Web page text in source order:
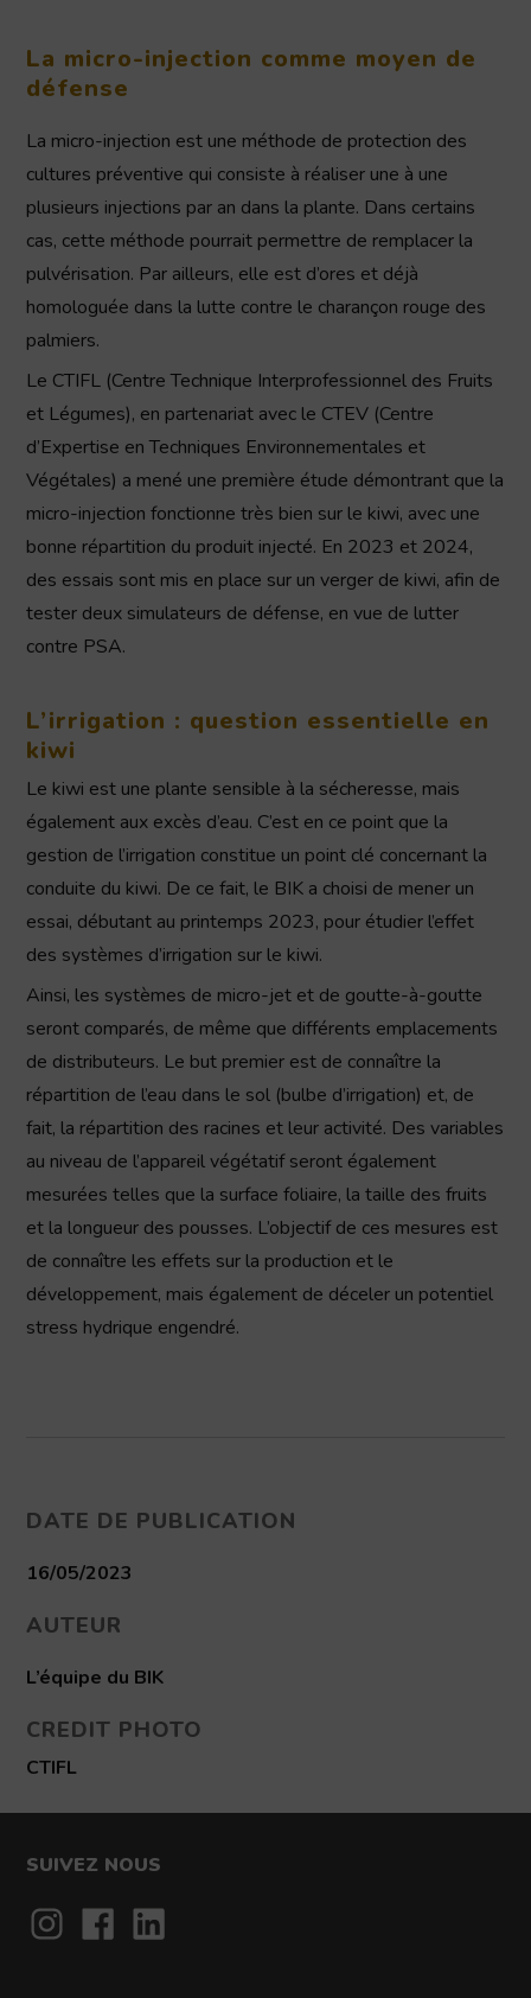
La micro-injection comme moyen de
défense
La micro-injection est une méthode de protection des
cultures préventive qui consiste à réaliser une à une
plusieurs injections par an dans la plante. Dans certains
cas, cette méthode pourrait permettre de remplacer la
pulvérisation. Par ailleurs, elle est d’ores et déjà
homologuée dans la lutte contre le charançon rouge des
palmiers.
Le CTIFL (Centre Technique Interprofessionnel des Fruits
et Légumes), en partenariat avec le CTEV (Centre
d’Expertise en Techniques Environnementales et
Végétales) a mené une première étude démontrant que la
micro-injection fonctionne très bien sur le kiwi, avec une
bonne répartition du produit injecté. En 2023 et 2024,
des essais sont mis en place sur un verger de kiwi, afin de
tester deux simulateurs de défense, en vue de lutter
contre PSA.
L’irrigation : question essentielle en
kiwi
Le kiwi est une plante sensible à la sécheresse, mais
également aux excès d’eau. C’est en ce point que la
gestion de l’irrigation constitue un point clé concernant la
conduite du kiwi. De ce fait, le BIK a choisi de mener un
essai, débutant au printemps 2023, pour étudier l’effet
des systèmes d’irrigation sur le kiwi.
Ainsi, les systèmes de micro-jet et de goutte-à-goutte
seront comparés, de même que différents emplacements
de distributeurs. Le but premier est de connaître la
répartition de l’eau dans le sol (bulbe d’irrigation) et, de
fait, la répartition des racines et leur activité. Des variables
au niveau de l’appareil végétatif seront également
mesurées telles que la surface foliaire, la taille des fruits
et la longueur des pousses. L’objectif de ces mesures est
de connaître les effets sur la production et le
développement, mais également de déceler un potentiel
stress hydrique engendré.
DATE DE PUBLICATION
16/05/2023
AUTEUR
L’équipe du BIK
CREDIT PHOTO
CTIFL
SUIVEZ NOUS